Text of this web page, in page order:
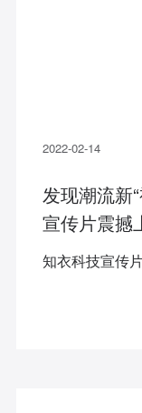
2022-02-14
发现潮流新
宣传片震撼
知衣科技宣传